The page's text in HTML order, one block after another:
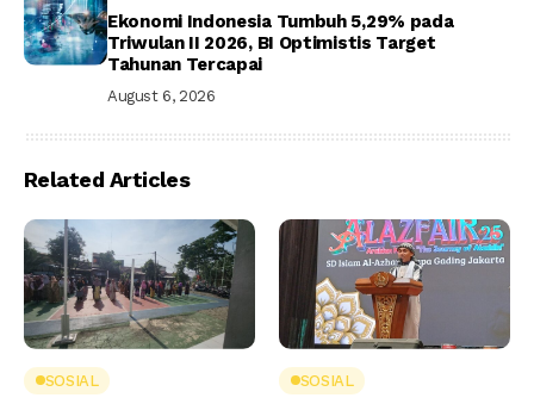
Ekonomi Indonesia Tumbuh 5,29% pada
Triwulan II 2026, BI Optimistis Target
Tahunan Tercapai
August 6, 2026
Related Articles
SOSIAL SOSIAL